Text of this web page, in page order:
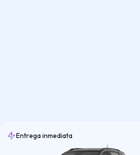
Entrega inmediata